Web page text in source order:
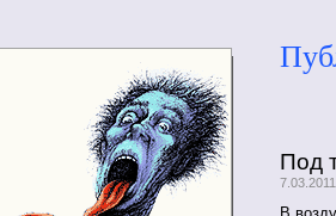
Под